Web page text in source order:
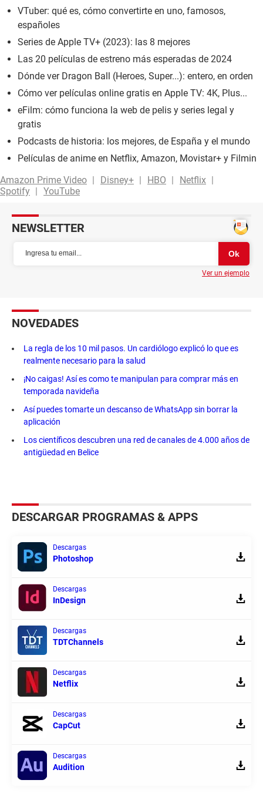
VTuber: qué es, cómo convertirte en uno, famosos,
españoles
Series de Apple TV+ (2023): las 8 mejores
Las 20 películas de estreno más esperadas de 2024
Dónde ver Dragon Ball (Heroes, Super...): entero, en orden
Cómo ver películas online gratis en Apple TV: 4K, Plus...
eFilm: cómo funciona la web de pelis y series legal y
gratis
Podcasts de historia: los mejores, de España y el mundo
Películas de anime en Netflix, Amazon, Movistar+ y Filmin
Amazon Prime Video
Disney+ HBO
Netflix
Spotify
YouTube
NEWSLETTER
Ver un ejemplo
NOVEDADES
La regla de los 10 mil pasos. Un cardiólogo explicó lo que es
realmente necesario para la salud
¡No caigas! Así es como te manipulan para comprar más en
temporada navideña
Así puedes tomarte un descanso de WhatsApp sin borrar la
aplicación
Los científicos descubren una red de canales de 4.000 años de
antigüedad en Belice
DESCARGAR PROGRAMAS & APPS
Descargas
Photoshop
Descargas
InDesign
Descargas
TDTChannels
Descargas
Netflix
Descargas
CapCut
Descargas
Audition